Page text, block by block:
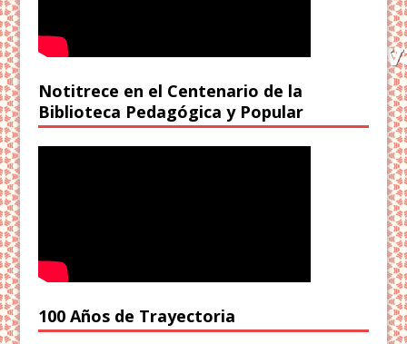
Notitrece en el Centenario de la
Biblioteca Pedagógica y Popular
100 Años de Trayectoria